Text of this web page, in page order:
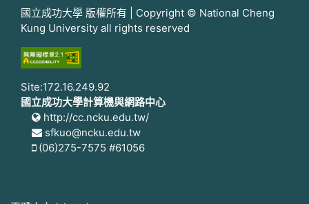
國立成功大學 版權所有 | Copyright © National Cheng
Kung University all rights reserved
Site:172.16.249.92
國立成功大學計算機與網路中心
http://cc.ncku.edu.tw/
sfkuo@ncku.edu.tw
(06)275-7575 #61056